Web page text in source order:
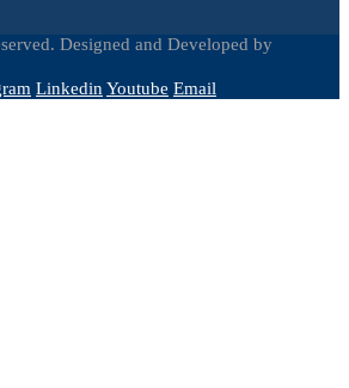
Designed and Developed by
LinkedinYoutube Email